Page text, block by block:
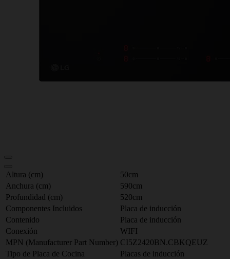
Altura (cm)
50cm
Anchura (cm)
590cm
Profundidad (cm)
520cm
Componentes Incluidos
Placa de inducción
Contenido
Placa de inducción
Conexión
WIFI
MPN (Manufacturer Part Number) CI5Z2420BN.CBKQEUZ
Tipo de Placa de Cocina
Placas de inducción